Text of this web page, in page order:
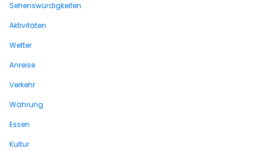
Sehenswürdigkeiten
Aktivitäten
Wetter
Anreise
Verkehr
Währung
Essen
Kultur